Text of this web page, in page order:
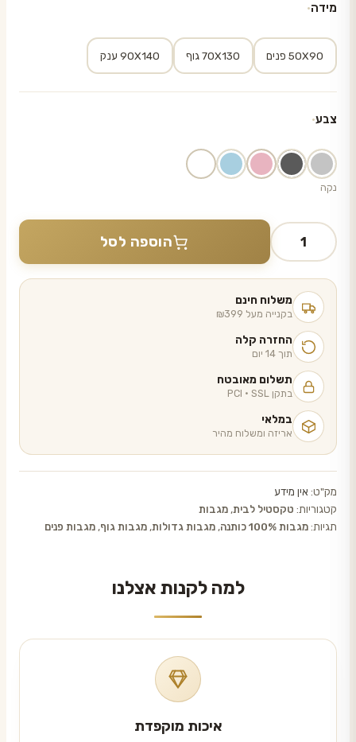
מידה
50X90 פנים 70X130 גוף 90X140 ענק
צבע
נקה
כמות
של
—
דגם
JASPER
הוספה לסל
משלוח חינם
בקנייה מעל ₪399
החזרה קלה
תוך 14 יום
תשלום מאובטח
בתקן PCI · SSL
במלאי
אריזה ומשלוח מהיר
מק"ט: אין מידע
קטגוריות: טקסטיל לבית, מגבות
תגיות:מגבות 100% כותנה , מגבות גדולות, מגבות גוף, מגבות פנים
למה לקנות אצלנו
איכות מוקפדת